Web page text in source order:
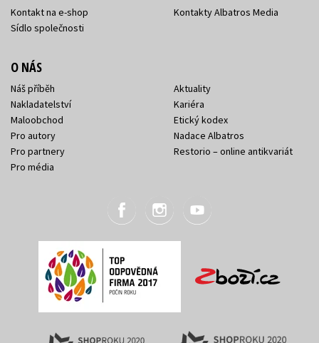
Kontakt na e-shop
Sídlo společnosti
Kontakty Albatros Media
O NÁS
Náš příběh
Nakladatelství
Maloobchod
Pro autory
Pro partnery
Pro média
Aktuality
Kariéra
Etický kodex
Nadace Albatros
Restorio – online antikvariát